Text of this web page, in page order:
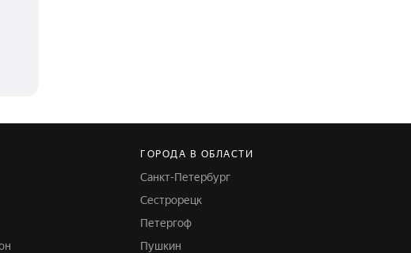
ГОРОДА В ОБЛАСТИ
Санкт-Петербург
Сестрорецк
Петергоф
Пушкин